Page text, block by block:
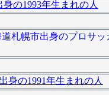
の1993年生まれの人
札幌市出身のプロサ
身の1991年生まれの人